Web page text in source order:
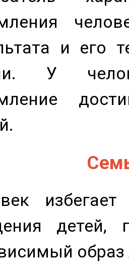
и его
У
детей,